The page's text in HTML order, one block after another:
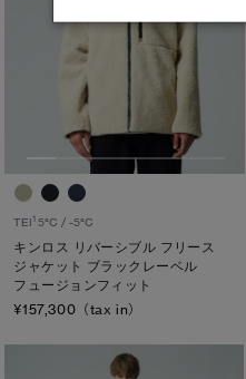
TEI1 5°C / -5°C
キンロス リバーシブル フリース
ジャケット ブラックレーベル
フュージョンフィット
¥157,300（tax in）